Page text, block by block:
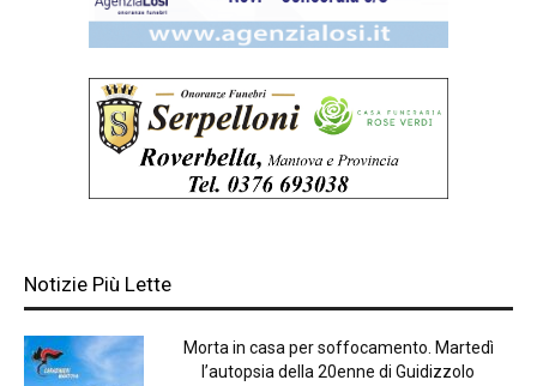
Notizie Più Lette
Morta in casa per soffocamento. Martedì
l’autopsia della 20enne di Guidizzolo